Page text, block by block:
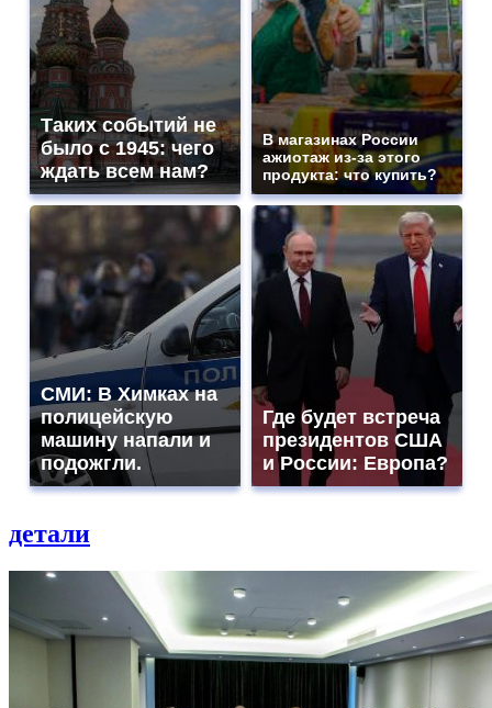
Таких событий не
было с 1945: чего
ждать всем нам?
В магазинах России
ажиотаж из-за этого
продукта: что купить?
СМИ: В Химках на
полицейскую
машину напали и
подожгли.
Где будет встреча
президентов США
и России: Европа?
детали